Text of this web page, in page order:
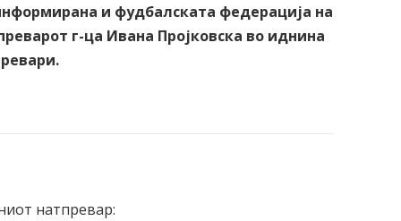
и фудбалската федерација на
г-ца Ивана Пројковска во иднина
натпревар: